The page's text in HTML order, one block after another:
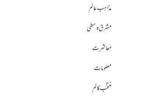
مذاہب عالم
مشرق وسطی
معاشرت
معلومات
منتخب کالم